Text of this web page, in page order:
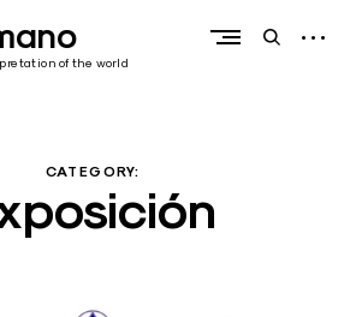
of the world
openopen
CATEGORY: